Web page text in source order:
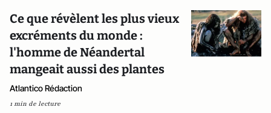
Ce que révèlent les plus vieux
excréments du monde :
l'homme de Néandertal
mangeait aussi des plantes
Atlantico Rédaction
1 min de lecture